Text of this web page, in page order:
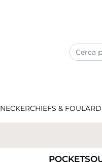
NECKERCHIEFS &